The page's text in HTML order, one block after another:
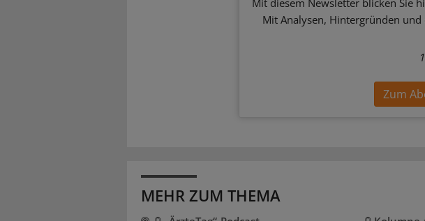
Mit diesem Newsletter blicken Sie
Mit Analysen, Hintergründen
Zum
MEHR ZUM THEMA